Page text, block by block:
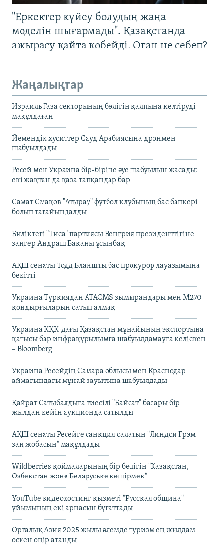
"Еркектер күйеу болудың жаңа
моделін шығармады". Қазақстанда
ажырасу қайта көбейді. Оған не себеп?
Жаңалықтар
Израиль Газа секторының бөлігін қалпына келтіруді
мақұлдаған
Йемендік хуситтер Сауд Арабиясына дронмен
шабуылдады
Ресей мен Украина бір-біріне әуе шабуылын жасады:
екі жақтан да қаза тапқандар бар
Самат Смақов "Атырау" футбол клубының бас бапкері
болып тағайындалды
Биліктегі "Тиса" партиясы Венгрия президенттігіне
заңгер Андраш Баканы ұсынбақ
АҚШ сенаты Тодд Бланшты бас прокурор лауазымына
бекітті
Украина Түркиядан ATACMS зымырандары мен M270
қондырғыларын сатып алмақ
Украина КҚК-дағы Қазақстан мұнайының экспортына
қатысы бар инфрақұрылымға шабуылдамауға келіскен
– Bloomberg
Украина Ресейдің Самара облысы мен Краснодар
аймағындағы мұнай зауытына шабуылдады
Қайрат Сатыбалдыға тиесілі "Байсат" базары бір
жылдан кейін аукционда сатылды
АҚШ сенаты Ресейге санкция салатын "Линдси Грэм
заң жобасын" мақұлдады
Wildberries қоймаларының бір бөлігін "Қазақстан,
Өзбекстан және Беларуське көшірмек"
YouTube видеохостинг қызметі "Русская община"
ұйымының екі арнасын бұғаттады
Орталық Азия 2025 жылы әлемде туризм ең жылдам
өскен өңір атанды